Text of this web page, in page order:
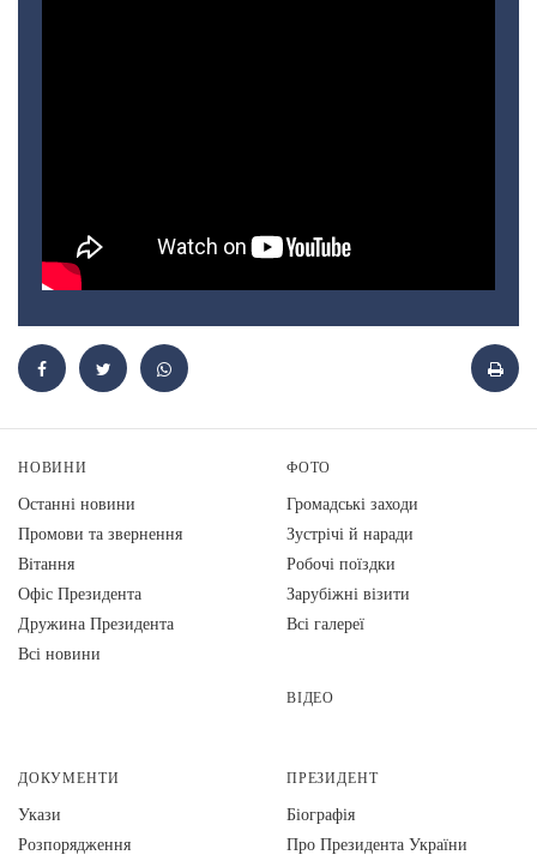
НОВИНИ
Останні новини
Промови та звернення
Вiтання
Офіс Президента
Дружина Президента
Всі новини
ФОТО
Громадські заходи
Зустрічі й наради
Робочі поїздки
Зарубіжні візити
Всі галереї
ВІДЕО
ДОКУМЕНТИ
Укази
Розпорядження
ПРЕЗИДЕНТ
Біографія
Про Президента України